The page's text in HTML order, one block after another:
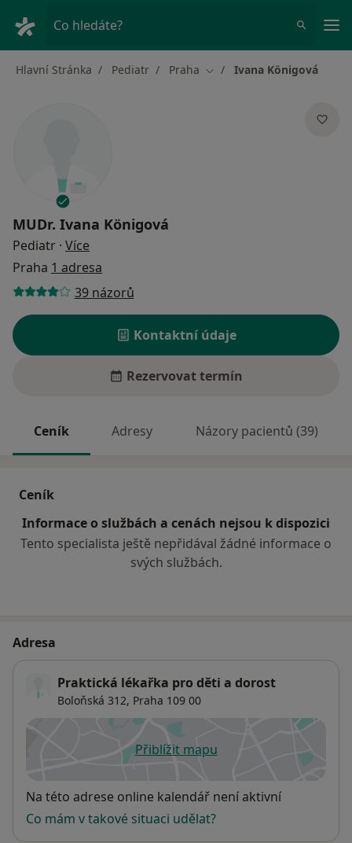
Co hledáte?
Hlavní Stránka Pediatr Praha Změna města
Ivana Königová
MUDr. Ivana Königová
Pediatr · Více
Praha 1 adresa
39 názorů
Kontaktní údaje
Rezervovat termín
Ceník Adresy Názory pacientů (39)
Ceník
Informace o službách a cenách nejsou k dispozici
Tento specialista ještě nepřidával žádné informace o
svých službách.
Adresa
Praktická lékařka pro děti a dorost
Boloňská 312, Praha 109 00
Přiblížit mapuse otevře v nové záložce
Dostupnost
Na této adrese online kalendář není aktivní
Co mám v takové situaci udělat?